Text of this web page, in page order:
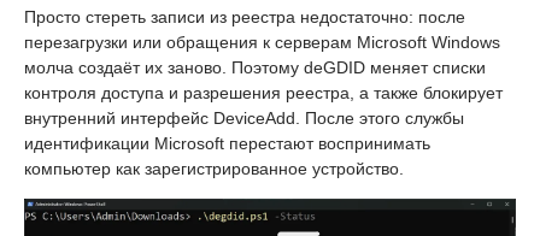
Просто стереть записи из реестра недостаточно: после
перезагрузки или обращения к серверам Microsoft Windows
молча создаёт их заново. Поэтому deGDID меняет списки
контроля доступа и разрешения реестра, а также блокирует
внутренний интерфейс DeviceAdd. После этого службы
идентификации Microsoft перестают воспринимать
компьютер как зарегистрированное устройство.